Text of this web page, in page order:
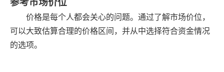
价格是每个人都会关心的问题。通过了解市场价位，
可以大致估算合理的价格区间，并从中选择符合资金情况
的选项。